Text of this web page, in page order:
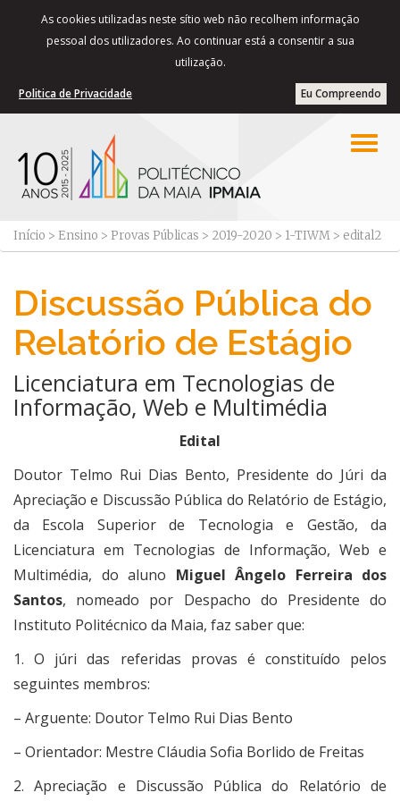
As cookies utilizadas neste sítio web não recolhem informação
pessoal dos utilizadores. Ao continuar está a consentir a sua
utilização.
Eu Compreendo
Politica de Privacidade
Início > Ensino > Provas Públicas > 2019-2020 > 1-TIWM > edital2
Discussão Pública do
Relatório de Estágio
Licenciatura em Tecnologias de
Informação, Web e Multimédia
Edital
Doutor Telmo Rui Dias Bento, Presidente do Júri da
Apreciação e Discussão Pública do Relatório de Estágio,
da Escola Superior de Tecnologia e Gestão, da
Licenciatura em Tecnologias de Informação, Web e
Multimédia, do aluno Miguel Ângelo Ferreira dos
Santos, nomeado por Despacho do Presidente do
Instituto Politécnico da Maia, faz saber que:
1. O júri das referidas provas é constituído pelos
seguintes membros:
– Arguente: Doutor Telmo Rui Dias Bento
– Orientador: Mestre Cláudia Sofia Borlido de Freitas
2. Apreciação e Discussão Pública do Relatório de